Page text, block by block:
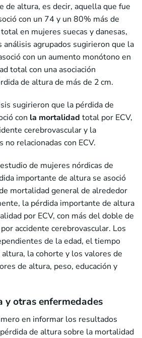
de altura, es decir, aquella que fue
con un 74 y un 80% más de
en mujeres suecas y danesas,
análisis agrupados sugirieron que la
con un aumento monótono en
total con una asociación
de altura de más de 2 cm.
sugirieron que la pérdida de
con la mortalidad total por ECV,
cerebrovascular y la
no relacionadas con ECV.
de mujeres nórdicas de
importante de altura se asoció
mortalidad general de alrededor
la pérdida importante de altura
por ECV, con más del doble de
accidente cerebrovascular. Los
de la edad, el tiempo
la cohorte y los valores de
de altura, peso, educación y
y otras enfermedades
en informar los resultados
de altura sobre la mortalidad